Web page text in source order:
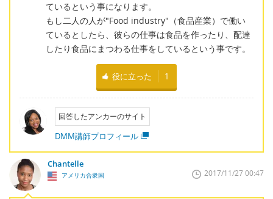
ているという事になります。
もし二人の人が"Food industry"（食品産業）で働い
ているとしたら、彼らの仕事は食品を作ったり、配達
したり食品にまつわる仕事をしているという事です。
役に立った 1
回答したアンカーのサイト
DMM講師プロフィール
Chantelle
アメリカ合衆国 2017/11/27 00:47